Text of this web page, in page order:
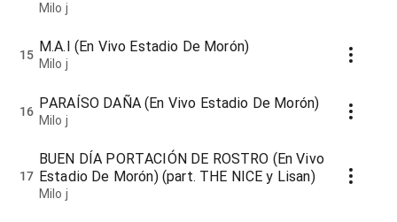
Milo j
15 M.A.I (En Vivo Estadio De Morón)
Milo j
16 PARAÍSO DAÑA (En Vivo Estadio De Morón)
Milo j
17
BUEN DÍA PORTACIÓN DE ROSTRO (En Vivo
Estadio De Morón) (part. THE NICE y Lisan)
Milo j